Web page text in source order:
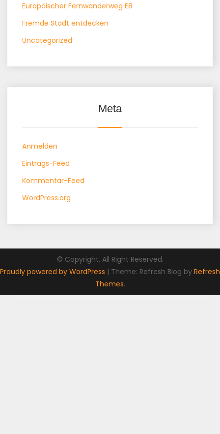
Europäischer Fernwanderweg E8
Fremde Stadt entdecken
Uncategorized
Meta
Anmelden
Eintrags-Feed
Kommentar-Feed
WordPress.org
© Copyright. All Right Reserved.
Proudly powered by WordPress | Theme: Refresh Blog by Refresh
Themes.